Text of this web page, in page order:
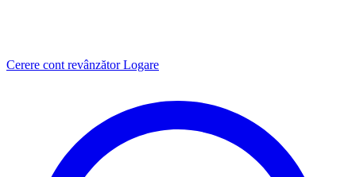
Cerere cont revânzător Logare